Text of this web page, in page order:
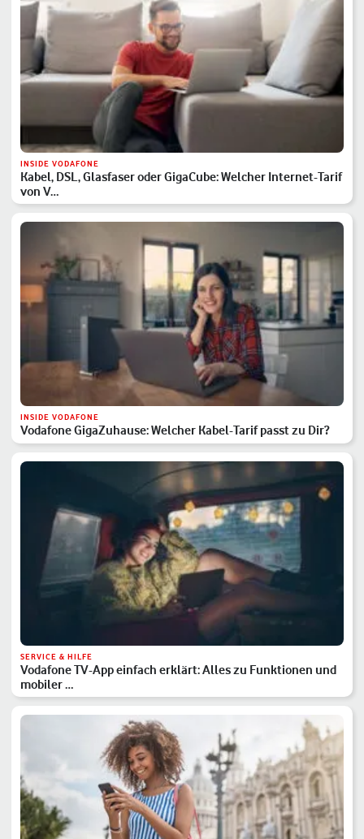
INSIDE VODAFONE
Kabel, DSL, Glasfaser oder GigaCube: Welcher Internet-Tarif
von V…
INSIDE VODAFONE
Vodafone GigaZuhause: Welcher Kabel-Tarif passt zu Dir?
SERVICE & HILFE
Vodafone TV-App einfach erklärt: Alles zu Funktionen und
mobiler …